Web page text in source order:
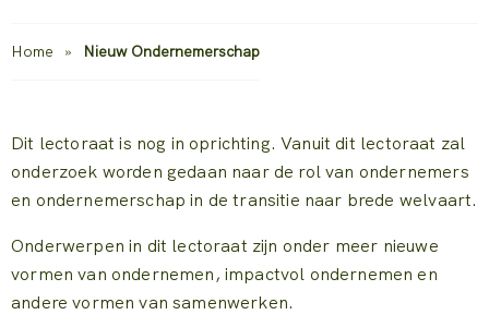
Home » Nieuw Ondernemerschap
Dit lectoraat is nog in oprichting. Vanuit dit lectoraat zal
onderzoek worden gedaan naar de rol van ondernemers
en ondernemerschap in de transitie naar brede welvaart.
Onderwerpen in dit lectoraat zijn onder meer nieuwe
vormen van ondernemen, impactvol ondernemen en
andere vormen van samenwerken.